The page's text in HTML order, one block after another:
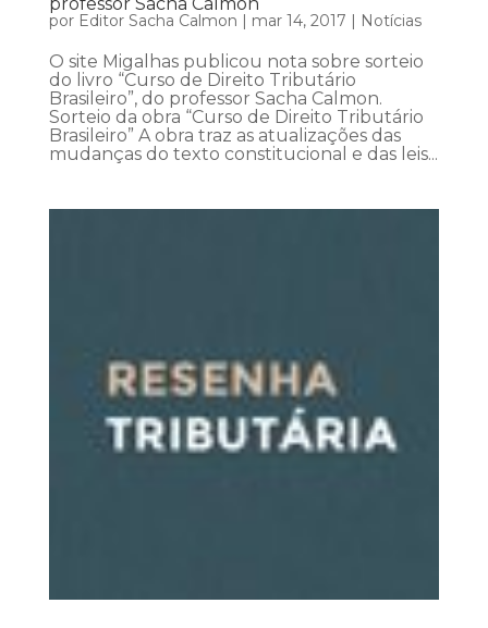
professor Sacha Calmon
por Editor Sacha Calmon mar 14, 2017 Notícias
O site Migalhas publicou nota sobre sorteio
do livro “Curso de Direito Tributário
Brasileiro”, do professor Sacha Calmon.
Sorteio da obra “Curso de Direito Tributário
Brasileiro” A obra traz as atualizações das
mudanças do texto constitucional e das leis...